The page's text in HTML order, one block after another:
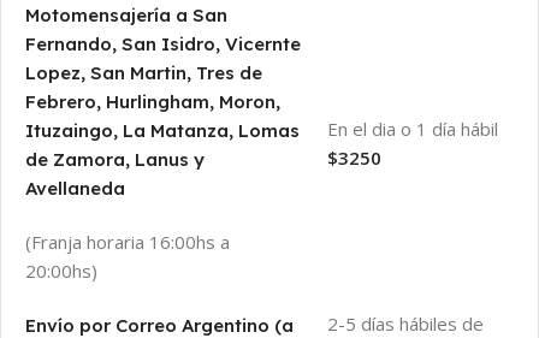
Motomensajería a San
Fernando, San Isidro, Vicernte
Lopez, San Martin, Tres de
Febrero, Hurlingham, Moron,
Ituzaingo, La Matanza, Lomas
de Zamora, Lanus y
Avellaneda
(Franja horaria 16:00hs a
20:00hs)
En el dia o 1 día hábil
$3250
Envío por Correo Argentino (a
2-5 días hábiles de